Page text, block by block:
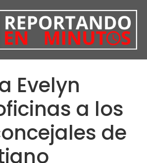
Evelyn
a los
de